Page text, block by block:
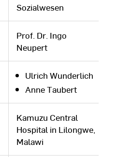
Sozialwesen
Prof. Dr. Ingo
Neupert
Ulrich Wunderlich
Anne Taubert
Kamuzu Central
Hospital in Lilongwe,
Malawi